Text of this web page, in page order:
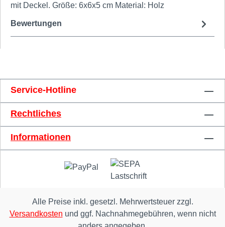
mit Deckel. Größe: 6x6x5 cm Material: Holz
Bewertungen
Service-Hotline
Rechtliches
Informationen
Alle Preise inkl. gesetzl. Mehrwertsteuer zzgl.
Versandkosten und ggf. Nachnahmegebühren, wenn nicht